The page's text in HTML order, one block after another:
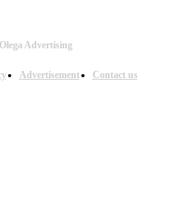
Olega Advertising
Advertisement Contact us